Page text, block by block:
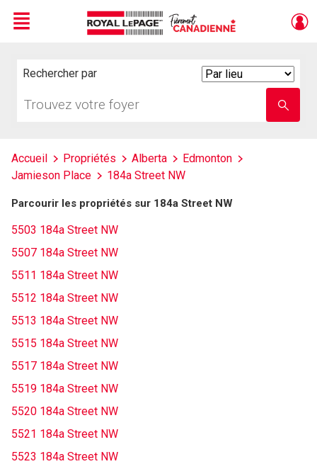
Menu
Rechercher par
votre
nom
Accueil Propriétés Alberta
Edmonton
Jamieson Place
184a Street NW
Parcourir les propriétés sur 184a Street NW
5503 184a Street NW
5507 184a Street NW
5511 184a Street NW
5512 184a Street NW
5513 184a Street NW
5515 184a Street NW
5517 184a Street NW
5519 184a Street NW
5520 184a Street NW
5521 184a Street NW
5523 184a Street NW